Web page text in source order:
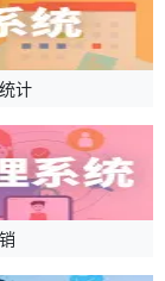
计